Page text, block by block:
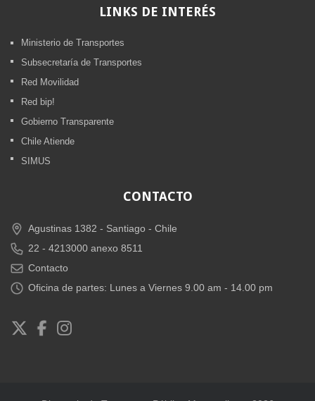
LINKS DE INTERÉS
Ministerio de Transportes
Subsecretaría de Transportes
Red Movilidad
Red bip!
Gobierno Transparente
Chile Atiende
SIMUS
CONTACTO
Agustinas 1382 - Santiago - Chile
22 - 4213000 anexo 8511
Contacto
Oficina de partes: Lunes a Viernes 9.00 am - 14.00 pm